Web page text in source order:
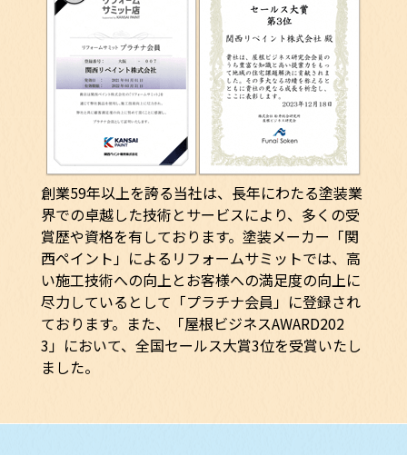
創業59年以上を誇る当社は、長年にわたる塗装業
界での卓越した技術とサービスにより、多くの受
賞歴や資格を有しております。塗装メーカー「関
西ペイント」によるリフォームサミットでは、高
い施工技術への向上とお客様への満足度の向上に
尽力しているとして「プラチナ会員」に登録され
ております。また、「屋根ビジネスAWARD202
3」において、全国セールス大賞3位を受賞いたし
ました。